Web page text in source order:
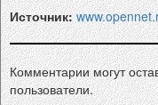
Источник:
Комментарии могут
пользователи.